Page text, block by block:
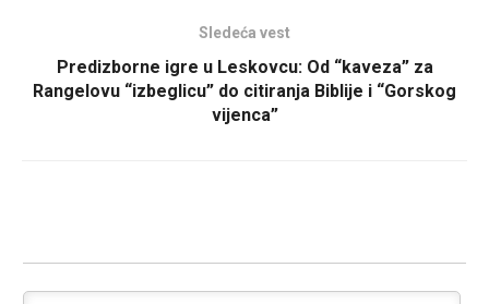
Sledeća vest
Predizborne igre u Leskovcu: Od “kaveza” za
Rangelovu “izbeglicu” do citiranja Biblije i “Gorskog
vijenca”